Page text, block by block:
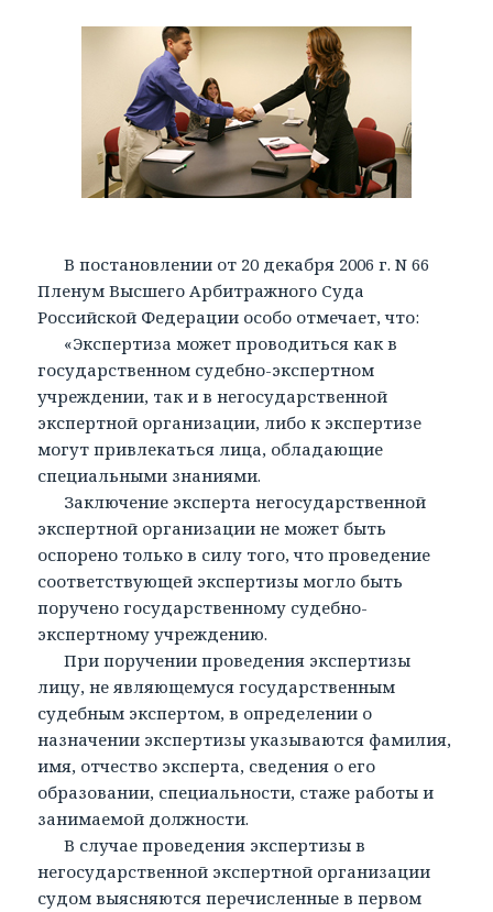
В постановлении от 20 декабря 2006 г. N 66
Пленум Высшего Арбитражного Суда
Российской Федерации особо отмечает, что:
«Экспертиза может проводиться как в
государственном судебно-экспертном
учреждении, так и в негосударственной
экспертной организации, либо к экспертизе
могут привлекаться лица, обладающие
специальными знаниями.
Заключение эксперта негосударственной
экспертной организации не может быть
оспорено только в силу того, что проведение
соответствующей экспертизы могло быть
поручено государственному судебно-
экспертному учреждению.
При поручении проведения экспертизы
лицу, не являющемуся государственным
судебным экспертом, в определении о
назначении экспертизы указываются фамилия,
имя, отчество эксперта, сведения о его
образовании, специальности, стаже работы и
занимаемой должности.
В случае проведения экспертизы в
негосударственной экспертной организации
судом выясняются перечисленные в первом